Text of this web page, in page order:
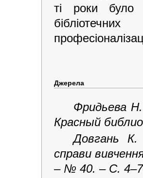
ті роки було
Джерела
Фридьева
Красный
Довгань К.
справи
– № 40. – С.